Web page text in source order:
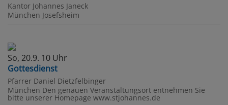
Kantor Johannes Janeck
München Josefsheim
So, 20.9. 10 Uhr
Gottesdienst
Pfarrer Daniel Dietzfelbinger
München Den genauen Veranstaltungsort entnehmen Sie
bitte unserer Homepage www.stjohannes.de